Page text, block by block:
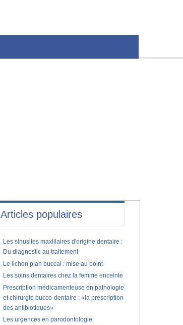
Articles populaires
Les sinusites maxillaires d'origine dentaire :
Du diagnostic au traitement
Le lichen plan buccal : mise au point
Les soins dentaires chez la femme enceinte
Prescription médicamenteuse en pathologie
et chirurgie bucco-dentaire : «la prescription
des antibiotiques»
Les urgences en parodontologie